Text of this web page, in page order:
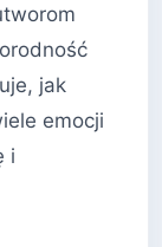
jak
emocji
i